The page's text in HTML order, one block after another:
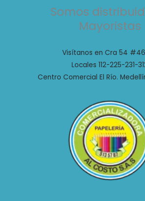
Somos
Mayoristas
Visítanos en Cra 54
Locales 112-225-231-
Centro Comercial El Río.